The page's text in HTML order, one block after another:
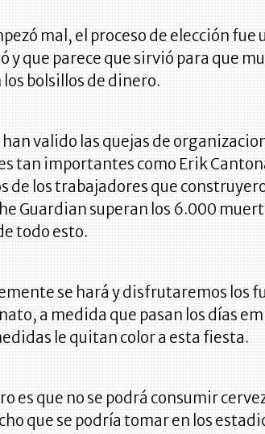
mal, el proceso de elección fue
y que parece que sirvió para que
los bolsillos de dinero.
han valido las quejas de
tan importantes como Erik
de los trabajadores que
Guardian superan los 6.000
todo esto.
se hará y disfrutaremos los
a medida que pasan los días
le quitan color a esta fiesta.
es que no se podrá consumir
que se podría tomar en los